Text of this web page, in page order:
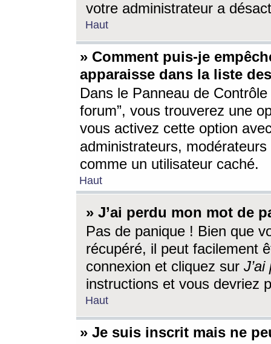
votre administrateur a
Haut
» Comment puis-je
apparaisse dans la liste
Dans le Panneau de
forum”, vous trouverez une
vous activez cette option
administrateurs,
comme un utilisateur caché.
Haut
» J’ai perdu mon mot de
Pas de panique ! Bien que
récupéré, il peut facilement
connexion et cliquez sur
instructions et vous devriez
Haut
» Je suis inscrit mais ne